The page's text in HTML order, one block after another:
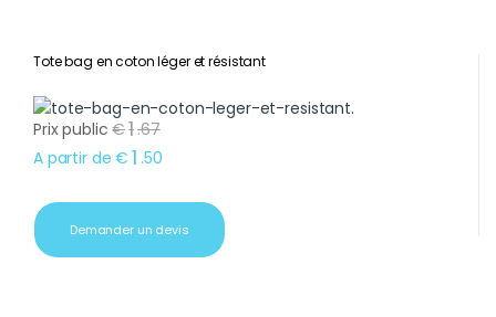
Tote bag en coton léger et résistant
Prix public €1.67
A partir de € 1 .50
Demander un devis